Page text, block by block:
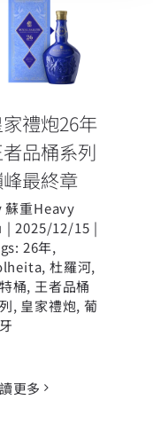
皇家禮炮26年
王者品桶系列
巔峰最終章
禮炮26年
品桶系列
最終章
蘇重Heavy
| 2025/12/15 |
26年,
,杜羅河,
桶, 王者品桶
, 皇家禮炮,葡
更多